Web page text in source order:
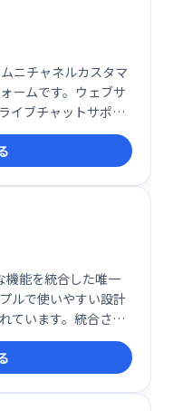
です。
ニチャネルカスタマ
ームです。ウェブサ
イブチャットサポー
進を支援します。AI
サポートを両立し、
現します。
能を統合した唯一
ルで使いやすい設計
ています。統合され
現し、ビジネスの成